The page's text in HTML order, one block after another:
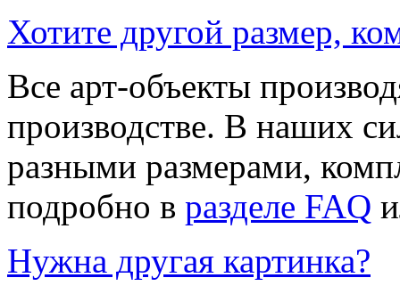
Хотите другой размер,
Все арт-объекты
производстве. В наших
разными размерами,
подробно в разделе FAQ
Нужна другая картинка?